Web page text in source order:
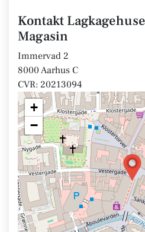
Kontakt
Magasin
Immervad 2
8000 Aarhus C
CVR: 20213094
+
−